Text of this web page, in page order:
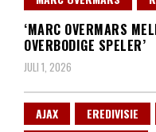
‘MARC OVERMARS
OVERBODIGE SPELER’
JULI 1, 2026
AJAX EREDIVISIE